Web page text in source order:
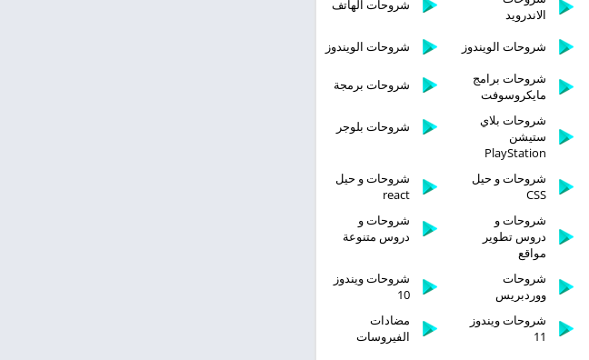
الاندرويد
شروحات الهاتف
شروحات الويندوز
شروحات الويندوز
شروحات برامج
مايكروسوفت
شروحات برمجة
شروحات بلاي
ستيشن
PlayStation
شروحات بلوجر
شروحات و حيل
CSS
شروحات و حيل
react
شروحات و
دروس تطوير
مواقع
شروحات و
دروس متنوعة
شروحات
ووردبريس
شروحات ويندوز
10
شروحات ويندوز
11
مضادات
الفيروسات